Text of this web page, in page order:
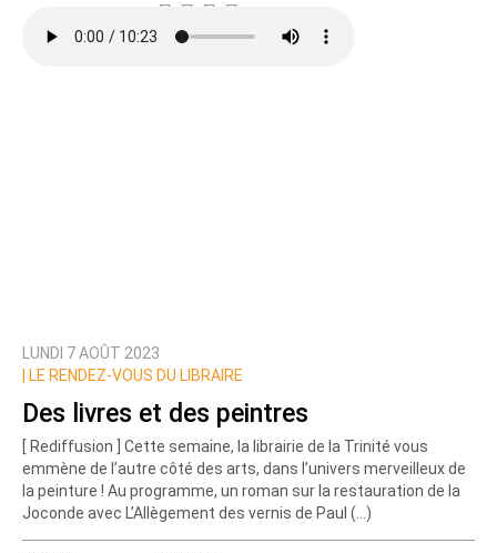
LUNDI 7 AOÛT 2023
LE RENDEZ-VOUS DU LIBRAIRE
Des livres et des peintres
[ Rediffusion ] Cette semaine, la librairie de la Trinité vous
emmène de l’autre côté des arts, dans l’univers merveilleux de
la peinture ! Au programme, un roman sur la restauration de la
Joconde avec L’Allègement des vernis de Paul (…)